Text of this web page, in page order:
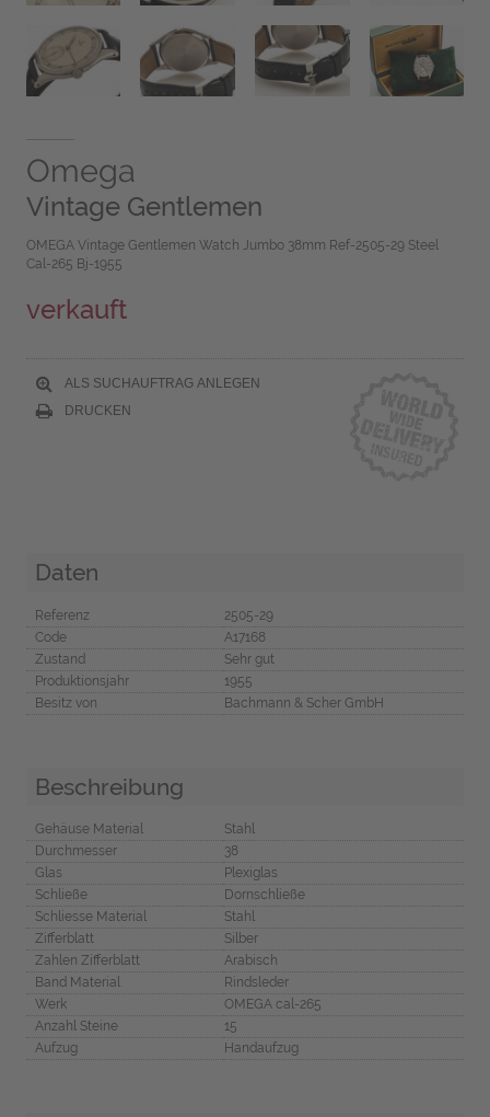
Omega
Vintage Gentlemen
OMEGA Vintage Gentlemen Watch Jumbo 38mm Ref-2505-29 Steel
Cal-265 Bj-1955
verkauft
ALS SUCHAUFTRAG ANLEGEN
DRUCKEN
Daten
Referenz
2505-29
Code
A17168
Zustand
Sehr gut
Produktionsjahr
1955
Besitz von
Bachmann & Scher GmbH
Beschreibung
Gehäuse Material
Stahl
Durchmesser
38
Glas
Plexiglas
Schließe
Dornschließe
Schliesse Material
Stahl
Zifferblatt
Silber
Zahlen Zifferblatt
Arabisch
Band Material
Rindsleder
Werk
OMEGA cal-265
Anzahl Steine
15
Aufzug
Handaufzug